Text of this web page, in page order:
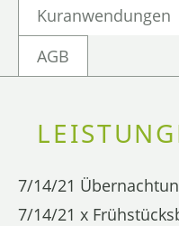
Kuranwendungen
AGB
7/14/21
7/14/21 x